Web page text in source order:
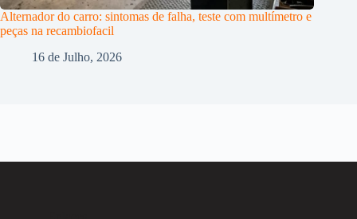
Alternador do carro: sintomas de falha, teste com multímetro e
peças na recambiofacil
16 de Julho, 2026